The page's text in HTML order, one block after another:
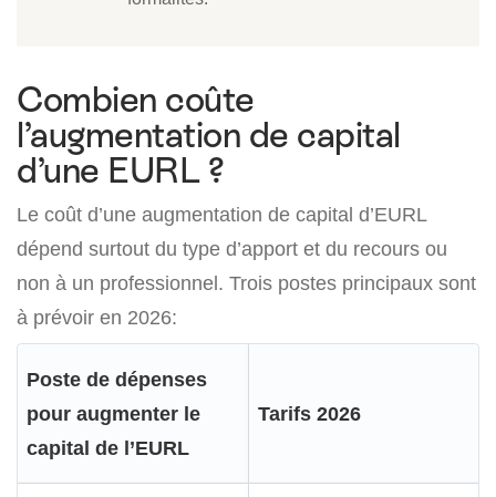
Combien coûte
l’augmentation de capital
d’une EURL ?
Le coût d’une augmentation de capital d’EURL
dépend surtout du type d’apport et du recours ou
non à un professionnel. Trois postes principaux sont
à prévoir en 2026:
Poste de dépenses
pour augmenter le
capital de l’EURL
Tarifs 2026